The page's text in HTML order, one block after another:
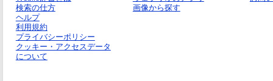
検索の仕方
ヘルプ
利用規約
プライバシーポリシー
クッキー・アクセスデータ
について
画像から探す